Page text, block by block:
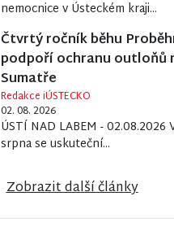
nemocnice v Ústeckém kraji...
Čtvrtý ročník běhu
podpoří ochranu outloňů
Sumatře
Redakce iÚSTECKO
02. 08. 2026
ÚSTÍ NAD LABEM - 02.08.2026
srpna se uskuteční...
Zobrazit další články